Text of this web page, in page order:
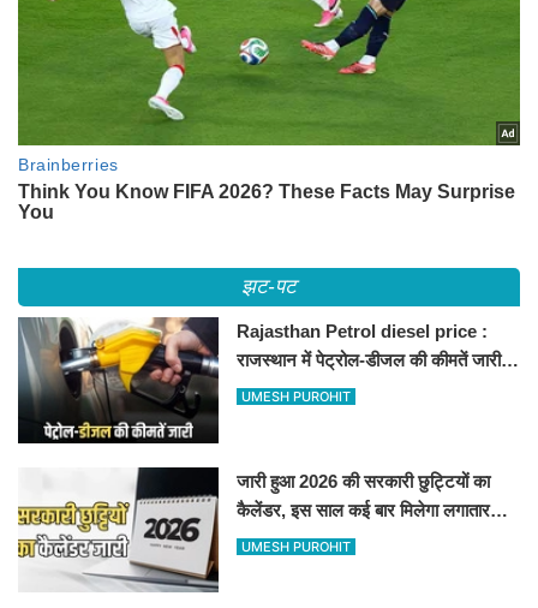
झट-पट
Rajasthan Petrol diesel price :
राजस्थान में पेट्रोल-डीजल की कीमतें जारी,
जानिए बीकानेर समेत पुरे प्रदेश में नए रेट
UMESH PUROHIT
जारी हुआ 2026 की सरकारी छुट्टियों का
कैलेंडर, इस साल कई बार मिलेगा लगातार
अवकाश, देखें
UMESH PUROHIT